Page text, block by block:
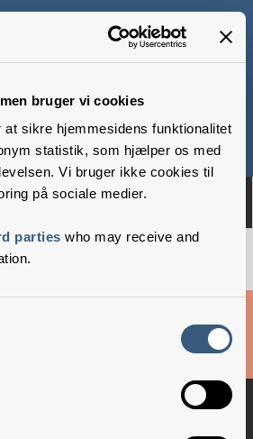
bruger vi cookies
sikre hjemmesidens funktionalitet
statistik, som hjælper os med
Vi bruger ikke cookies til
på sociale medier.
parties who may receive and